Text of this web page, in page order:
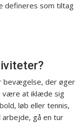
defineres som tiltag
bevægelse, der øger
være at iklæde sig
løb eller tennis,
gå en tur